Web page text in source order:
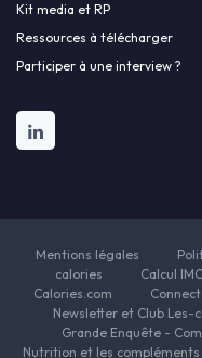
Kit media et RP
Ressources à télécharger
Participer à une interview ?
Mentions légales
calories
Calcul IMC
Calories.com
Newsletter et Club Les-
Grande Enquête -
Nutrition et les